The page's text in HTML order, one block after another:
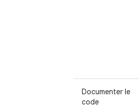
Documenter le
code